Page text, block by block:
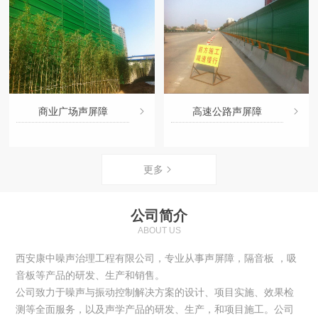
商业广场声屏障 高速公路声屏障
更多
公司简介
ABOUT US
西安康中噪声治理工程有限公司，专业从事声屏障，隔音板 ，吸
音板等产品的研发、生产和销售。
公司致力于噪声与振动控制解决方案的设计、项目实施、效果检
测等全面服务，以及声学产品的研发、生产，和项目施工。公司